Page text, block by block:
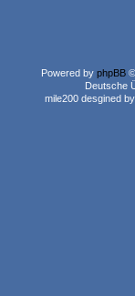
Powered by phpBB
Deutsche
mile200 desgined